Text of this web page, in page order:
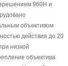
960H и
объективом
действия до 20
низкой
объектива